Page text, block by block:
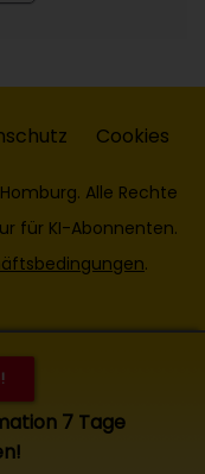
7 Tage
Cookies
Alle Rechte
für KI-Abonnenten.
.